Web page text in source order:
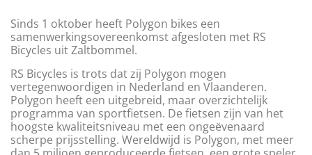
Sinds 1 oktober heeft Polygon bikes een
samenwerkingsovereenkomst afgesloten met RS
Bicycles uit Zaltbommel.
RS Bicycles is trots dat zij Polygon mogen
vertegenwoordigen in Nederland en Vlaanderen.
Polygon heeft een uitgebreid, maar overzichtelijk
programma van sportfietsen. De fietsen zijn van het
hoogste kwaliteitsniveau met een ongeëvenaard
scherpe prijsstelling. Wereldwijd is Polygon, met meer